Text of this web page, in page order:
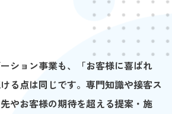
ション事業も、「お客様に喜ばれ
る点は同じです。専門知識や接客ス
やお客様の期待を超える提案・施